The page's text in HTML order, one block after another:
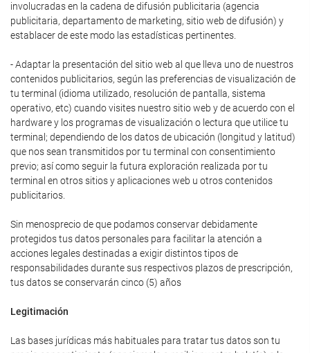
involucradas en la cadena de difusión publicitaria (agencia
publicitaria, departamento de marketing, sitio web de difusión) y
establacer de este modo las estadísticas pertinentes.
- Adaptar la presentación del sitio web al que lleva uno de nuestros
contenidos publicitarios, según las preferencias de visualización de
tu terminal (idioma utilizado, resolución de pantalla, sistema
operativo, etc) cuando visites nuestro sitio web y de acuerdo con el
hardware y los programas de visualización o lectura que utilice tu
terminal; dependiendo de los datos de ubicación (longitud y latitud)
que nos sean transmitidos por tu terminal con consentimiento
previo; así como seguir la futura exploración realizada por tu
terminal en otros sitios y aplicaciones web u otros contenidos
publicitarios.
Sin menosprecio de que podamos conservar debidamente
protegidos tus datos personales para facilitar la atención a
acciones legales destinadas a exigir distintos tipos de
responsabilidades durante sus respectivos plazos de prescripción,
tus datos se conservarán cinco (5) años
Legitimación
Las bases jurídicas más habituales para tratar tus datos son tu